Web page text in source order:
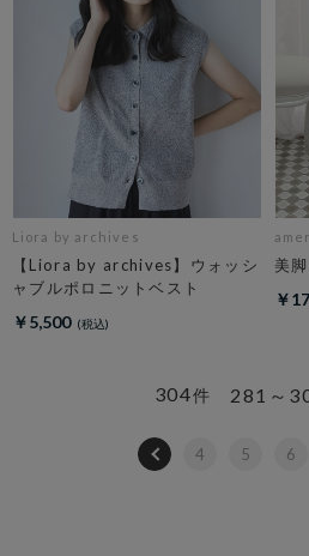
Liora by archives
【Liora by archives】ウォッシ
ャブルポロニットベスト
￥5,500
美
￥
281～
304件
4 5 6